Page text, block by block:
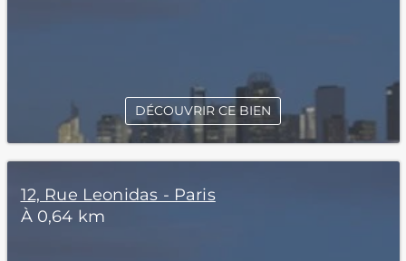
DÉCOUVRIR CE BIEN
12, Rue Leonidas - Paris
À 0,64 km